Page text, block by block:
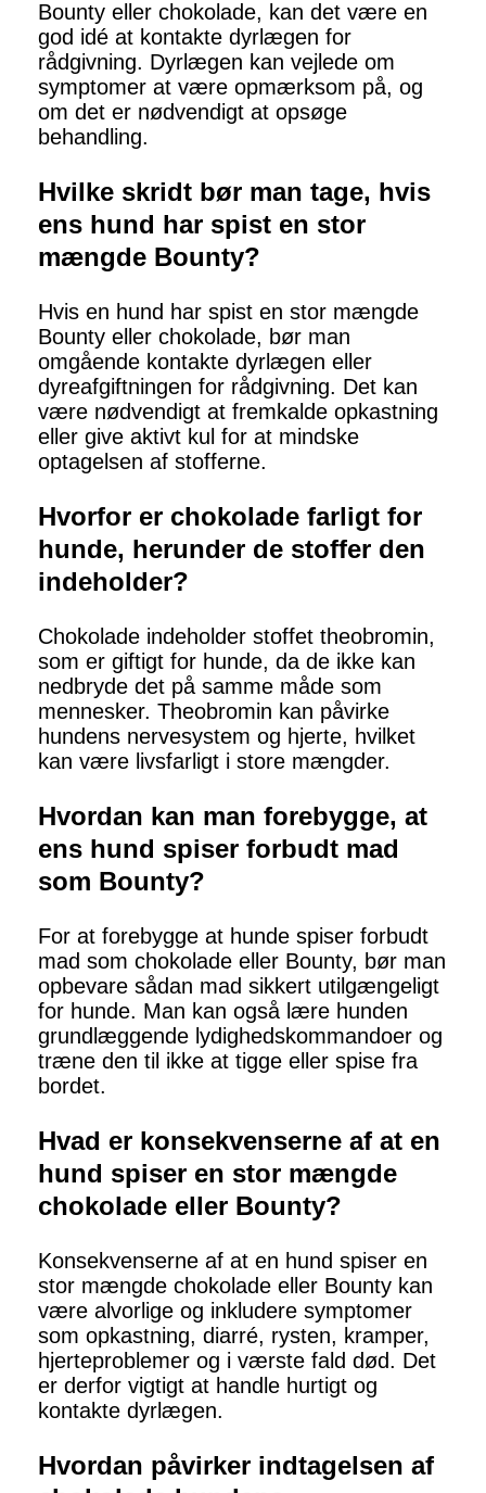
Bounty eller chokolade, kan det være en
god idé at kontakte dyrlægen for
rådgivning. Dyrlægen kan vejlede om
symptomer at være opmærksom på, og
om det er nødvendigt at opsøge
behandling.
Hvilke skridt bør man tage, hvis
ens hund har spist en stor
mængde Bounty?
Hvis en hund har spist en stor mængde
Bounty eller chokolade, bør man
omgående kontakte dyrlægen eller
dyreafgiftningen for rådgivning. Det kan
være nødvendigt at fremkalde opkastning
eller give aktivt kul for at mindske
optagelsen af stofferne.
Hvorfor er chokolade farligt for
hunde, herunder de stoffer den
indeholder?
Chokolade indeholder stoffet theobromin,
som er giftigt for hunde, da de ikke kan
nedbryde det på samme måde som
mennesker. Theobromin kan påvirke
hundens nervesystem og hjerte, hvilket
kan være livsfarligt i store mængder.
Hvordan kan man forebygge, at
ens hund spiser forbudt mad
som Bounty?
For at forebygge at hunde spiser forbudt
mad som chokolade eller Bounty, bør man
opbevare sådan mad sikkert utilgængeligt
for hunde. Man kan også lære hunden
grundlæggende lydighedskommandoer og
træne den til ikke at tigge eller spise fra
bordet.
Hvad er konsekvenserne af at en
hund spiser en stor mængde
chokolade eller Bounty?
Konsekvenserne af at en hund spiser en
stor mængde chokolade eller Bounty kan
være alvorlige og inkludere symptomer
som opkastning, diarré, rysten, kramper,
hjerteproblemer og i værste fald død. Det
er derfor vigtigt at handle hurtigt og
kontakte dyrlægen.
Hvordan påvirker indtagelsen af